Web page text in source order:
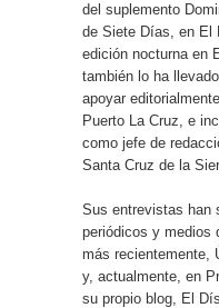
del suplemento
de Siete Días, en El
edición nocturna en
también lo ha
apoyar
Puerto La Cruz, e
como jefe de
Santa Cruz de la
Sus entrevistas han
periódicos y medios
más recientemente,
y, actualmente, en
su propio blog, El